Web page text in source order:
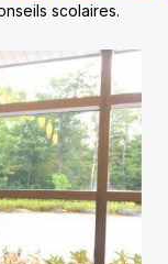
scolaires.